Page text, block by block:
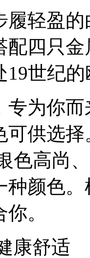
轻盈的
配四只
19世纪
为你而
可供选
色高尚
种颜色
。
舒适